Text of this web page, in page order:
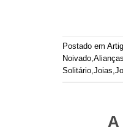
Postado em
Noivado,Alianças
Solitário,Joias,
A